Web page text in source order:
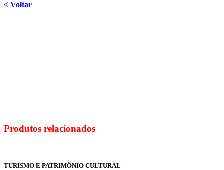
< Voltar
Produtos relacionados
TURISMO E PATRIMÔNIO CULTURAL